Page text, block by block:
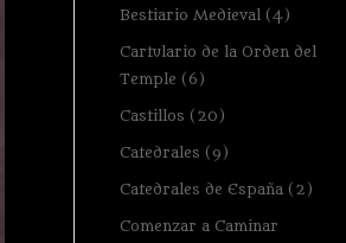
Bestiario Medieval (4)
Cartulario de la Orden del
Temple (6)
Castillos (20)
Catedrales (9)
Catedrales de España (2)
Comenzar a Caminar